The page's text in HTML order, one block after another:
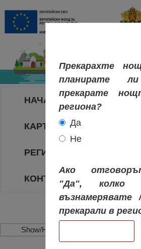
НАЧАЛО
КАРТА НА РЕГИОНИТЕ
РЕГИОНИ
КОНТАКТИ
Show/Hide Left Side
Прекарахте
планирате
прекарате
региона?
Да
Не
Ако
"Да", колко
прекарали в